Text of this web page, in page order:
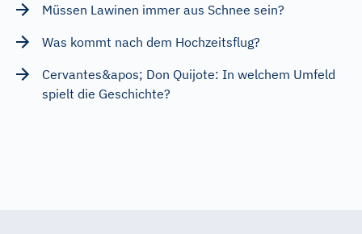
Müssen Lawinen immer aus Schnee sein?
Was kommt nach dem Hochzeitsflug?
Cervantes&apos; Don Quijote: In welchem Umfeld
spielt die Geschichte?